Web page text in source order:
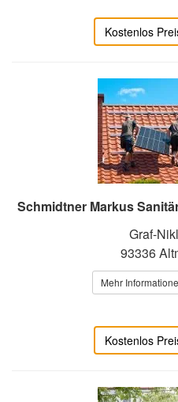
Kostenlos
Schmidtner Markus
Graf-
93336
Mehr
Kostenlos